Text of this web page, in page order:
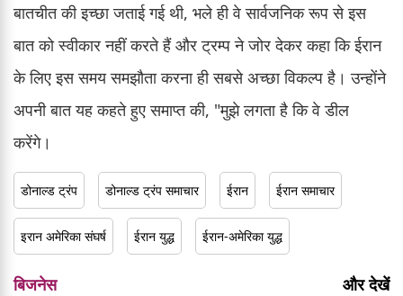
बातचीत की इच्छा जताई गई थी, भले ही वे सार्वजनिक रूप से इस
बात को स्वीकार नहीं करते हैं और ट्रम्प ने जोर देकर कहा कि ईरान
के लिए इस समय समझौता करना ही सबसे अच्छा विकल्प है। उन्होंने
अपनी बात यह कहते हुए समाप्त की, "मुझे लगता है कि वे डील
करेंगे।
डोनाल्ड ट्रंप डोनाल्ड ट्रंप समाचार ईरान ईरान समाचार
इरान अमेरिका संघर्ष ईरान युद्ध ईरान-अमेरिका युद्ध
बिजनेस और देखें